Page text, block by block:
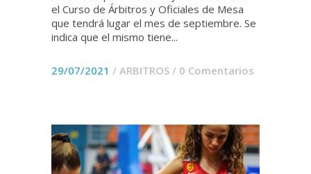
el Curso de Árbitros y Oficiales de Mesa
que tendrá lugar el mes de septiembre. Se
indica que el mismo tiene...
29/07/2021 / ARBITROS / 0 Comentarios